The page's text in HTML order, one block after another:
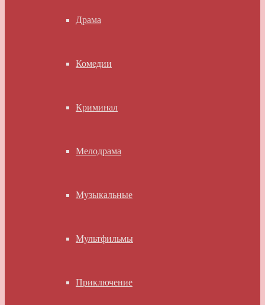
Драма
Комедии
Криминал
Мелодрама
Музыкальные
Мультфильмы
Приключение